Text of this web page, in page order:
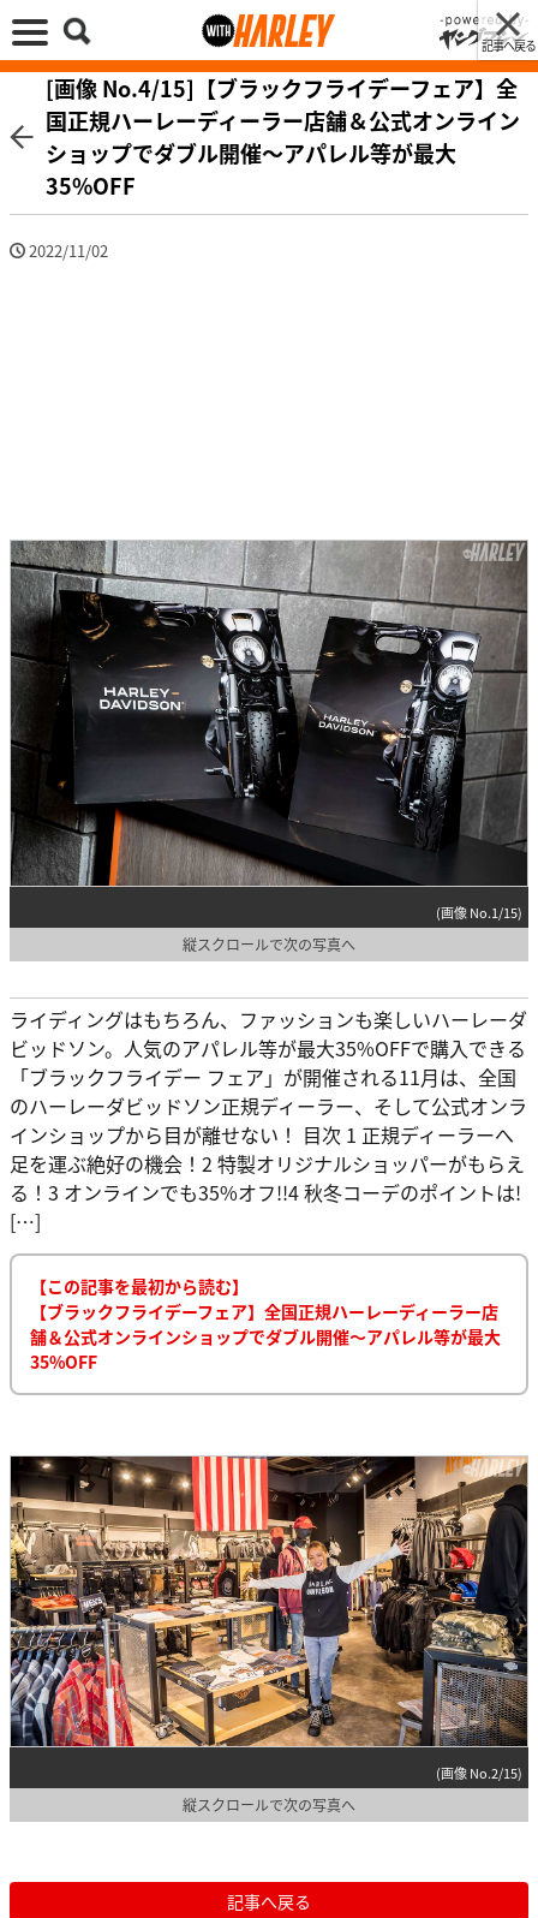
記事へ戻る
[画像 No.4/15]【ブラックフライデーフェア】全
国正規ハーレーディーラー店舗＆公式オンライン
ショップでダブル開催〜アパレル等が最大
35%OFF
2022/11/02
(画像 No.1/15)
縦スクロールで次の写真へ
ライディングはもちろん、ファッションも楽しいハーレーダ
ビッドソン。人気のアパレル等が最大35%OFFで購入できる
「ブラックフライデー フェア」が開催される11月は、全国
のハーレーダビッドソン正規ディーラー、そして公式オンラ
インショップから目が離せない！ 目次 1 正規ディーラーへ
足を運ぶ絶好の機会！2 特製オリジナルショッパーがもらえ
る！3 オンラインでも35%オフ!!4 秋冬コーデのポイントは!
[…]
【この記事を最初から読む】
【ブラックフライデーフェア】全国正規ハーレーディーラー店
舗＆公式オンラインショップでダブル開催〜アパレル等が最大
35%OFF
(画像 No.2/15)
縦スクロールで次の写真へ
記事へ戻る